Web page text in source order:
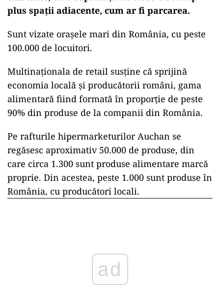
plus spaţii adiacente, cum ar fi parcarea.
Sunt vizate oraşele mari din România, cu peste
100.000 de locuitori.
Multinaţionala de retail susţine că sprijină
economia locală și producătorii români, gama
alimentară fiind formată în proporție de peste
90% din produse de la companii din România.
Pe rafturile hipermarketurilor Auchan se
regăsesc aproximativ 50.000 de produse, din
care circa 1.300 sunt produse alimentare marcă
proprie. Din acestea, peste 1.000 sunt produse în
România, cu producători locali.
ad